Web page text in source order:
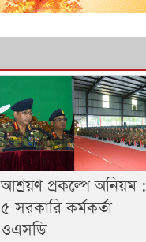
আশ্রয়ণ প্রকল্পে অনিয়ম :
৫ সরকারি কর্মকর্তা
ওএসডি